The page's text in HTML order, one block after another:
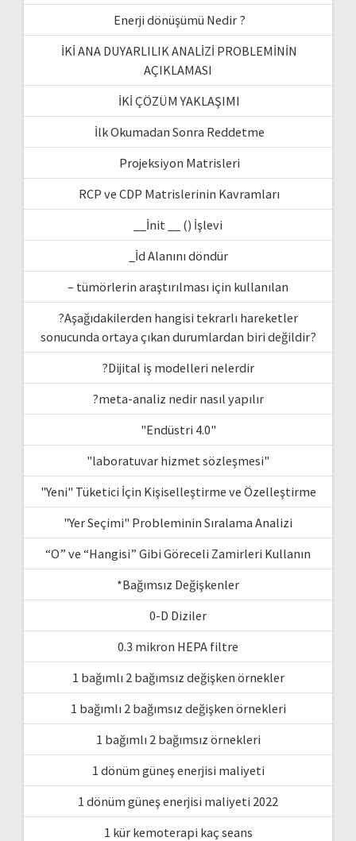
Enerji dönüşümü Nedir ?
İKİ ANA DUYARLILIK ANALİZİ PROBLEMİNİN
AÇIKLAMASI
İKİ ÇÖZÜM YAKLAŞIMI
İlk Okumadan Sonra Reddetme
Projeksiyon Matrisleri
RCP ve CDP Matrislerinin Kavramları
__İnit __ () İşlevi
_İd Alanını döndür
– tümörlerin araştırılması için kullanılan
?Aşağıdakilerden hangisi tekrarlı hareketler
sonucunda ortaya çıkan durumlardan biri değildir?
?Dijital iş modelleri nelerdir
?meta-analiz nedir nasıl yapılır
"Endüstri 4.0"
"laboratuvar hizmet sözleşmesi"
"Yeni" Tüketici İçin Kişiselleştirme ve Özelleştirme
"Yer Seçimi" Probleminin Sıralama Analizi
“O” ve “Hangisi” Gibi Göreceli Zamirleri Kullanın
*Bağımsız Değişkenler
0-D Diziler
0.3 mikron HEPA filtre
1 bağımlı 2 bağımsız değişken örnekler
1 bağımlı 2 bağımsız değişken örnekleri
1 bağımlı 2 bağımsız örnekleri
1 dönüm güneş enerjisi maliyeti
1 dönüm güneş enerjisi maliyeti 2022
1 kür kemoterapi kaç seans